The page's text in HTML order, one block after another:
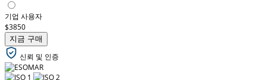
기업 사용자
$3850
지금 구매
신뢰 및 인증